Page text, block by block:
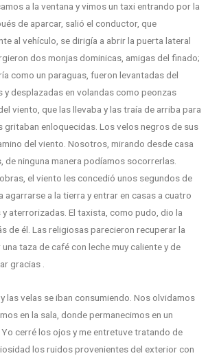
a la ventana y vimos un taxi entrando por la
de aparcar, salió el conductor, que
al vehículo, se dirigía a abrir la puerta lateral
dos monjas dominicas, amigas del finado;
como un paraguas, fueron levantadas del
y desplazadas en volandas como peonzas
viento, que las llevaba y las traía de arriba para
gritaban enloquecidas. Los velos negros de sus
del viento. Nosotros, mirando desde casa
ninguna manera podíamos socorrerlas.
el viento les concedió unos segundos de
agarrarse a la tierra y entrar en casas a cuatro
aterrorizadas. El taxista, como pudo, dio la
de él. Las religiosas parecieron recuperar la
taza de café con leche muy caliente y de
gracias .
las velas se iban consumiendo. Nos olvidamos
en la sala, donde permanecimos en un
cerré los ojos y me entretuve tratando de
los ruidos provenientes del exterior con